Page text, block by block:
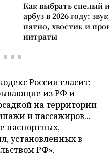
Как выбрать спелый
арбуз в 2026 году:
пятно, хвостик и
нитраты
Россиигласит:
из РФ и
на территории
и пассажиров...
паспортных,
установленных в
РФ».